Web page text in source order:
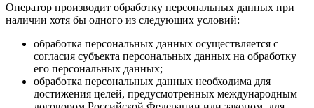
Оператор производит обработку персональных данных при
наличии хотя бы одного из следующих условий:
обработка персональных данных осуществляется с
согласия субъекта персональных данных на обработку
его персональных данных;
обработка персональных данных необходима для
достижения целей, предусмотренных международным